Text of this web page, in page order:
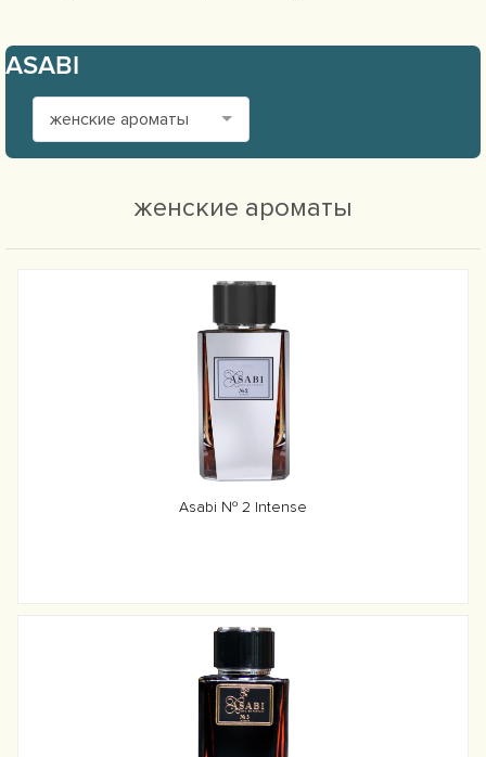
ASABI
женские ароматы
женские ароматы
Asabi № 2 Intense